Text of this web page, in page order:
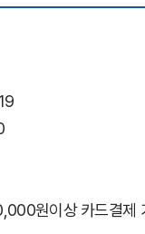
원이상 카드결제